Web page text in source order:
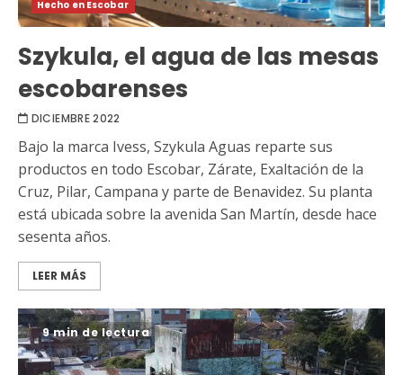
Hecho en Escobar
Szykula, el agua de las mesas
escobarenses
DICIEMBRE 2022
Bajo la marca Ivess, Szykula Aguas reparte sus
productos en todo Escobar, Zárate, Exaltación de la
Cruz, Pilar, Campana y parte de Benavidez. Su planta
está ubicada sobre la avenida San Martín, desde hace
sesenta años.
LEER MÁS
9 min de lectura